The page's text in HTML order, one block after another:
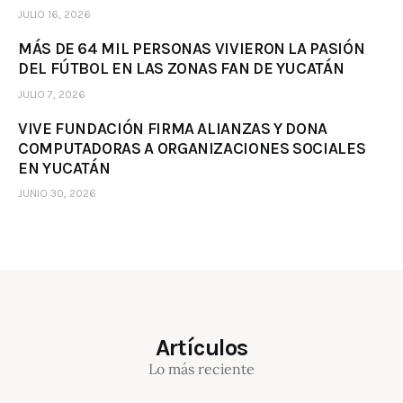
JULIO 16, 2026
MÁS DE 64 MIL PERSONAS VIVIERON LA PASIÓN
DEL FÚTBOL EN LAS ZONAS FAN DE YUCATÁN
JULIO 7, 2026
VIVE FUNDACIÓN FIRMA ALIANZAS Y DONA
COMPUTADORAS A ORGANIZACIONES SOCIALES
EN YUCATÁN
JUNIO 30, 2026
Artículos
Lo más reciente